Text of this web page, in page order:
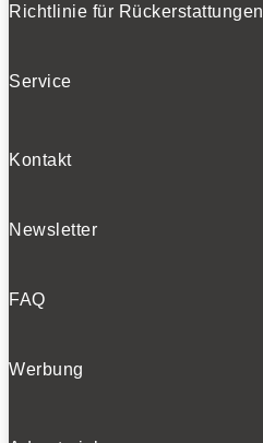
Richtlinie für Rückerstattungen
Service
Kontakt
Newsletter
FAQ
Werbung